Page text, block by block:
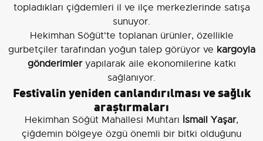
topladıkları çiğdemleri il ve ilçe merkezlerinde satışa
sunuyor.
Hekimhan Söğüt'te toplanan ürünler, özellikle
gurbetçiler tarafından yoğun talep görüyor ve kargoyla
gönderimleryapılarak aile ekonomilerine katkı
sağlanıyor.
Festivalin yeniden canlandırılması ve sağlık
araştırmaları
Hekimhan Söğüt Mahallesi Muhtarı İsmail Yaşar,
çiğdemin bölgeye özgü önemli bir bitki olduğunu